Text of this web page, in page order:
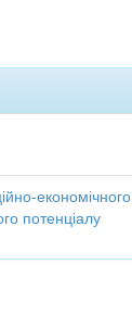
економічного
потенціалу